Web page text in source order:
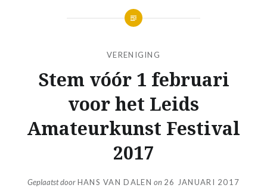
VERENIGING
Stem vóór 1 februari
voor het Leids
Amateurkunst Festival
2017
Geplaatst doorHANS VAN DALEN on 26 JANUARI 2017